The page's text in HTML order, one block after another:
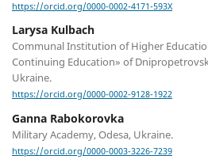
https://orcid.org/0000-0002-4171-593X
Larysa Kulbach
Communal Institution of Higher
Continuing Education» of
Ukraine.
https://orcid.org/0000-0002-9128-1922
Ganna Rabokorovka
Military Academy, Odesa, Ukraine.
https://orcid.org/0000-0003-3226-7239